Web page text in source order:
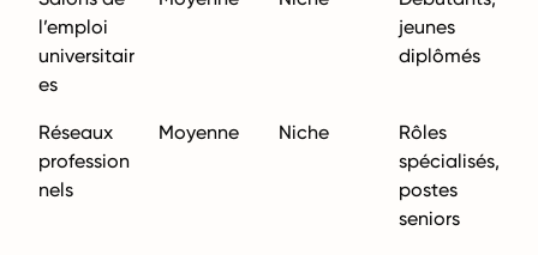
l’emploi
universitair
es
jeunes
diplômés
Réseaux
profession
nels
Moyenne Niche
Rôles
spécialisés,
postes
seniors